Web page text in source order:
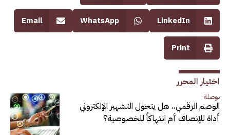
LinkedIn
WhatsApp
Email
Print
اختيار المحرر
بوصلة
الوصم الرقمي.. هل يتحول التشهير الإلكتروني
أداة للإنصاف أم انتهاكاً للخصوصية؟